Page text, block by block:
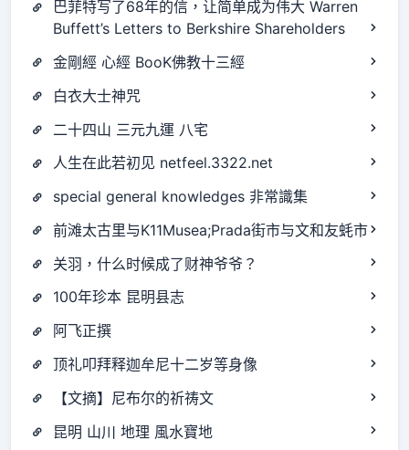
巴菲特写了68年的信，让简单成为伟大 Warren
Buffett’s Letters to Berkshire Shareholders
金剛經 心經 BooK佛教十三經
白衣大士神咒
二十四山 三元九運 八宅
人生在此若初见 netfeel.3322.net
special general knowledges 非常識集
前滩太古里与K11Musea;Prada街市与文和友蚝市
关羽，什么时候成了财神爷爷？
100年珍本 昆明县志
阿飞正撰
顶礼叩拜释迦牟尼十二岁等身像
【文摘】尼布尔的祈祷文
昆明 山川 地理 風水寶地